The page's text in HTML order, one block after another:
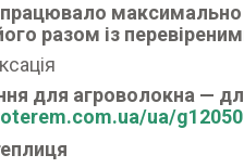
разом із
для агроволокна —
ua/